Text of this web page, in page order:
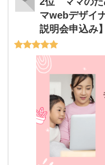
マwebデザイ
説明会申込み】